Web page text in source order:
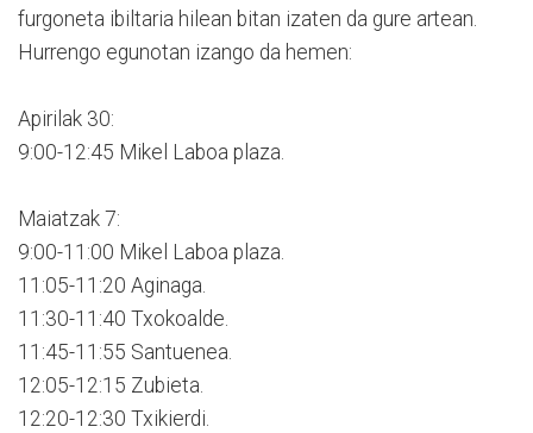
furgoneta ibiltaria hilean bitan izaten da gure artean.
Hurrengo egunotan izango da hemen:
Apirilak 30:
9:00-12:45 Mikel Laboa plaza.
Maiatzak 7:
9:00-11:00 Mikel Laboa plaza.
11:05-11:20 Aginaga.
11:30-11:40 Txokoalde.
11:45-11:55 Santuenea.
12:05-12:15 Zubieta.
12:20-12:30 Txikierdi.